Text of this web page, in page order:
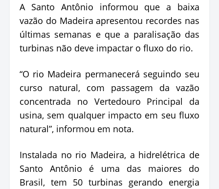
A Santo Antônio informou que a baixa
vazão do Madeira apresentou recordes nas
últimas semanas e que a paralisação das
turbinas não deve impactar o fluxo do rio.
“O rio Madeira permanecerá seguindo seu
curso natural, com passagem da vazão
concentrada no Vertedouro Principal da
usina, sem qualquer impacto em seu fluxo
natural”, informou em nota.
Instalada no rio Madeira, a hidrelétrica de
Santo Antônio é uma das maiores do
Brasil, tem 50 turbinas gerando energia